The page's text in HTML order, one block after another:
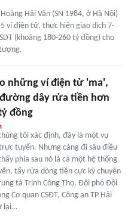
Hải Vân (SN 1984, ở Hà Nội)
ví điện tử, thực hiện giao dịch 7-
(khoảng 180-260 tỷ đồng) cho
những ví điện tử 'ma',
dây rửa tiền hơn
đồng
tôi xác định, đây là một vụ
tuyến. Nhưng càng đi sâu điều
phía sau nó là cả một hệ thống
tẩy rửa dòng tiền cực kỳ chuyên
tá Trịnh Công Thọ, Đội phó Đội
Cơ quan CSĐT, Công an TP Hải
lại…